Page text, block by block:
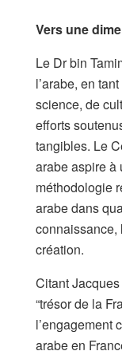
Vers une
Le Dr bin
l’arabe, en
science, de
efforts
tangibles. Le
arabe aspire à
méthodologie
arabe dans
connaissance,
création.
Citant
“trésor de la
l’engagement
arabe en